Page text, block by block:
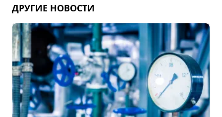
ДРУГИЕ НОВОСТИ